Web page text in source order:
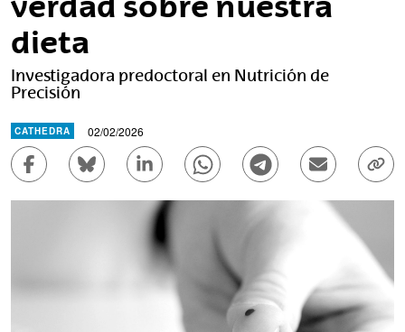
dieta
Investigadora predoctoral en Nutrición de
Precisión
CATHEDRA 02/02/2026
Compartir en Facebook - (Abre una nueva ventana)
Compartir en Bluesky - (Abre una nueva
Compartir en Linkedin - (Abre una
Compartir en Whatsapp -
Compartir enEnviar por